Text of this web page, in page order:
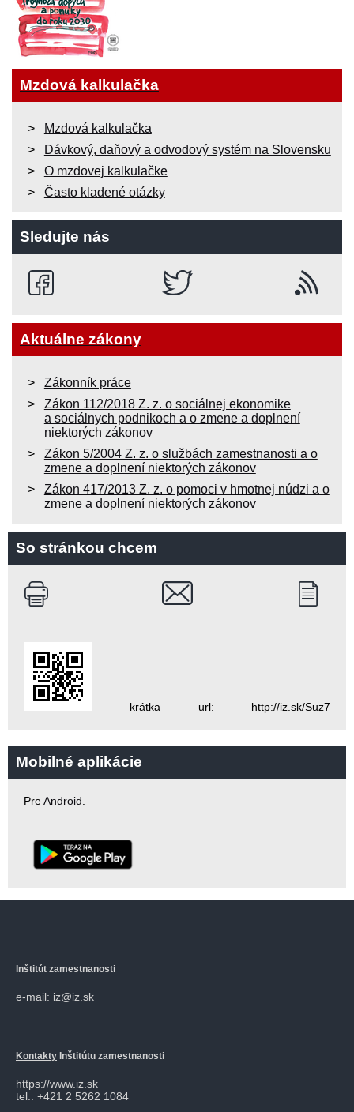
Mzdová kalkulačka
Mzdová kalkulačka
Dávkový, daňový a odvodový systém na Slovensku
O mzdovej kalkulačke
Často kladené otázky
Sledujte nás
Aktuálne zákony
Zákonník práce
Zákon 112/2018 Z. z. o sociálnej ekonomike
a sociálnych podnikoch a o zmene a doplnení
niektorých zákonov
Zákon 5/2004 Z. z. o službách zamestnanosti a o
zmene a doplnení niektorých zákonov
Zákon 417/2013 Z. z. o pomoci v hmotnej núdzi a o
zmene a doplnení niektorých zákonov
So stránkou chcem
krátka url: http://iz.sk/Suz7
Mobilné aplikácie
PreAndroid
Inštitút zamestnanosti
e-mail: iz@iz.sk
Kontakty Inštitútu zamestnanosti
https://www.iz.sk
tel.: +421 2 5262 1084